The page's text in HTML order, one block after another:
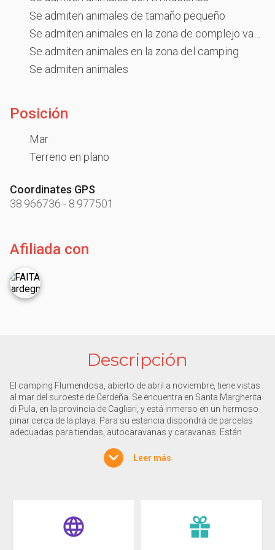
Se admiten animales de tamaño pequeño
Se admiten animales en la zona del camping
Se admiten animales
Posición
Mar
Terreno en plano
Coordinates GPS
38.966736 - 8.977501
Afiliada con
Descripción
El camping Flumendosa, abierto de abril a noviembre, tiene vistas
al mar del suroeste de Cerdeña. Se encuentra en Santa Margherita
di Pula, en la provincia de Cagliari, y está inmerso en un hermoso
pinar cerca de la playa. Para su estancia dispondrá de parcelas
adecuadas para tiendas, autocaravanas y caravanas. Están
en autocaravana, podrá beneficiarse del servicio de
autocaravanas. También puede elegir entre tres tipos de mobil-
piscina con tumbonas y sombrillas, un bar, un restaurante, una
pizzería, un minimercado y un quiosco de prensa. Podrá acceder
a la playa bien equipada situada frente al Camping Flumendosa,
utilizar la red Wi-Fi, la zona de fitness, la barbacoa, alquilar
Leer más